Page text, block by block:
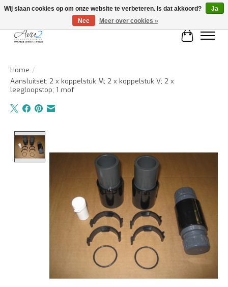
Home /
Aansluitset: 2 x koppelstuk M; 2 x koppelstuk V; 2 x
leegloopstop; 1 mof
Wij slaan cookies op om onze website te verbeteren. Is dat akkoord?
Ja
Nee
Meer over cookies »